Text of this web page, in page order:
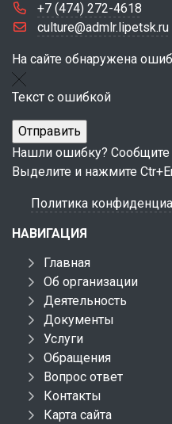
+7 (474) 272-4618
culture@admlr.lipetsk.ru
На сайте обнаружена
Текст с ошибкой
Нашли ошибку?
Выделите и нажмите
Политика
НАВИГАЦИЯ
Главная
Об организации
Деятельность
Документы
Услуги
Обращения
Вопрос ответ
Контакты
Карта сайта